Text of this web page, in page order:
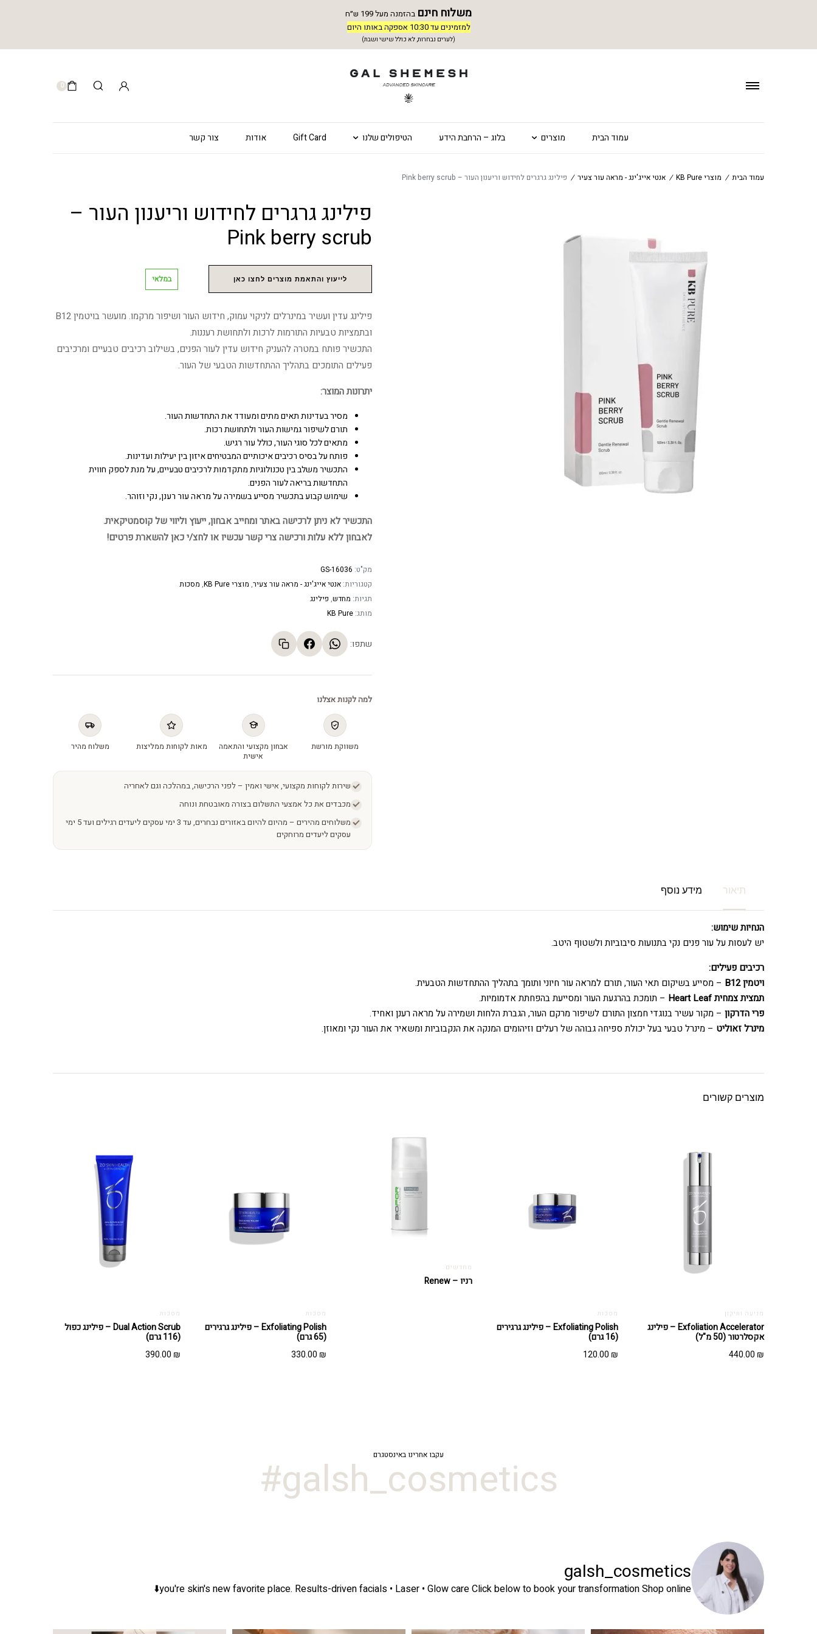
משלוח חינם בהזמנה מעל 199 ש״ח
למזמינים עד 10:30 אספקה באותו היום
(לערים נבחרות, לא כולל שישי ושבת)
0
עמוד הבית מוצרים בלוג – הרחבת הידע הטיפולים שלנו Gift Card אודות צור קשר
עמוד הבית / מוצרי KB Pure / אנטי אייג'ינג - מראה עור צעיר / פילינג גרגרים לחידוש וריענון העור – Pink berry scrub
פילינג גרגרים לחידוש וריענון העור –
Pink berry scrub
לייעוץ והתאמת מוצרים לחצו כאן במלאי
פילינג עדין ועשיר במינרלים לניקוי עמוק, חידוש העור ושיפור מרקמו. מועשר בויטמין B12
ובתמציות טבעיות התורמות לרכות ולתחושת רעננות.
התכשיר פותח במטרה להעניק חידוש עדין לעור הפנים, בשילוב רכיבים טבעיים ומרכיבים
פעילים התומכים בתהליך ההתחדשות הטבעי של העור.
יתרונות המוצר:
מסיר בעדינות תאים מתים ומעודד את התחדשות העור.
תורם לשיפור גמישות העור ולתחושת רכות.
מתאים לכל סוגי העור, כולל עור רגיש.
פותח על בסיס רכיבים איכותיים המבטיחים איזון בין יעילות ועדינות.
התכשיר משלב בין טכנולוגיות מתקדמות לרכיבים טבעיים, על מנת לספק חווית
התחדשות בריאה לעור הפנים.
שימוש קבוע בתכשיר מסייע בשמירה על מראה עור רענן, נקי וזוהר.
התכשיר לא ניתן לרכישה באתר ומחייב אבחון, ייעוץ וליווי של קוסמטיקאית.
לאבחון ללא עלות ורכישה צרי קשר עכשיו או לחצ/י כאן להשארת פרטים!
מק"ט: GS-16036
קטגוריות: אנטי אייג'ינג - מראה עור צעיר, מוצרי KB Pure , מסכות
תגיות: מחדש, פילינג
מותג: KB Pure
שתפו:
למה לקנות אצלנו
משווקת מורשת
אבחון מקצועי והתאמה
אישית
מאות לקוחות ממליצות משלוח מהיר
שירות לקוחות מקצועי, אישי ואמין – לפני הרכישה, במהלכה וגם לאחריה
מכבדים את כל אמצעי התשלום בצורה מאובטחת ונוחה
משלוחים מהירים – מהיום להיום באזורים נבחרים, עד 3 ימי עסקים ליעדים רגילים ועד 5 ימי
עסקים ליעדים מרוחקים
תיאור מידע נוסף
הנחיות שימוש:
יש לעסות על עור פנים נקי בתנועות סיבוביות ולשטוף היטב.
רכיבים פעילים:
ויטמין B12
– מסייע בשיקום תאי העור, תורם למראה עור חיוני ותומך בתהליך ההתחדשות הטבעית.
תמצית צמחית Heart Leaf
– תומכת בהרגעת העור ומסייעת בהפחתת אדמומיות.
פרי הדרקון – מקור עשיר בנוגדי חמצון התורם לשיפור מרקם העור, הגברת הלחות ושמירה על מראה רענן ואחיד.
מינרל זאוליט – מינרל טבעי בעל יכולת ספיחה גבוהה של רעלים וזיהומים המנקה את הנקבוביות ומשאיר את העור נקי ומאוזן.
מוצרים קשורים
מניעה ותיקון
Exfoliation Accelerator – פילינג
אקסלרטור (50 מ"ל)
440.00 ₪
מסכות
Exfoliating Polish – פילינג גרגירים
(16 גרם)
120.00 ₪
מחדשים
רניו – Renew
מסכות
Exfoliating Polish – פילינג גרגירים
(65 גרם)
330.00 ₪
מסכות
Dual Action Scrub – פילינג כפול
(116 גרם)
390.00 ₪
עקבו אחרינו באינסטגרם
galsh_cosmetics#
galsh_cosmetics
you're skin's new favorite place. Results-driven facials • Laser • Glow careClick below to book your transformationShop online⬇️
טיפול פנים נכון הוא הרבה מעבר לניקוי העור. המטרה ה זה קורה! מועדון החברות שלנו סוף סוף נפתח. מהיום, אקנה הוא אחד המצבים הנפוצים ביותר בעור, אך לכל עור